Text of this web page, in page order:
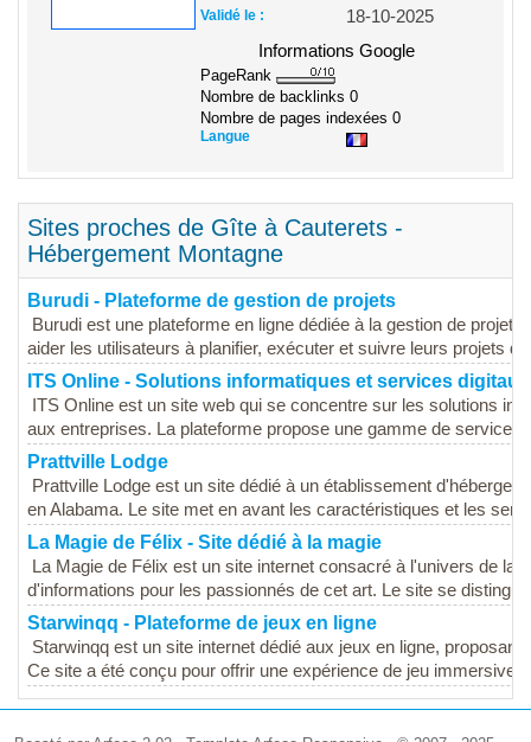
Validé le :
18-10-2025
Informations Google
PageRank
Nombre de backlinks 0
Nombre de pages indexées 0
Langue
Sites proches de Gîte à Cauterets -
Hébergement Montagne
Burudi - Plateforme de gestion de projets
Burudi est une plateforme en ligne dédiée à la gestion de
aider les utilisateurs à planifier, exécuter et suivre leurs projets
ITS Online - Solutions informatiques et services digitaux
ITS Online est un site web qui se concentre sur les solutions
aux entreprises. La plateforme propose une gamme de services
Prattville Lodge
Prattville Lodge est un site dédié à un établissement
en Alabama. Le site met en avant les caractéristiques et les
La Magie de Félix - Site dédié à la magie
La Magie de Félix est un site internet consacré à l'univers de la
d'informations pour les passionnés de cet art. Le site se
Starwinqq - Plateforme de jeux en ligne
Starwinqq est un site internet dédié aux jeux en ligne,
Ce site a été conçu pour offrir une expérience de jeu immersive